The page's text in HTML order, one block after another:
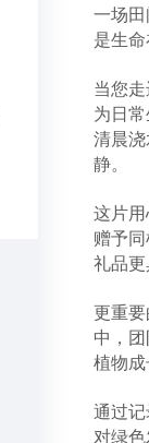
一场
是生
当您
为日
清晨
静。
这片
赠予
礼品更
更重
中，
植物
通过
对绿色